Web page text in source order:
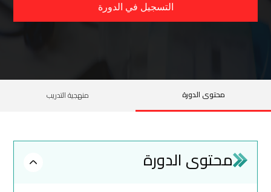
التسجيل في الدورة
محتوى الدورة منهجية التدريب
محتوى الدورة